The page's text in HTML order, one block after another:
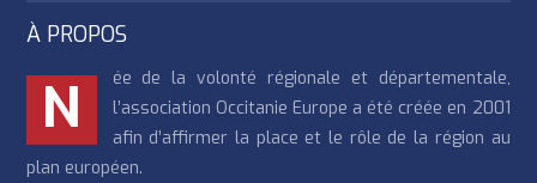
À PROPOS
N
ée de la volonté régionale et départementale,
l’association Occitanie Europe a été créée en 2001
afin d’affirmer la place et le rôle de la région au
plan européen.